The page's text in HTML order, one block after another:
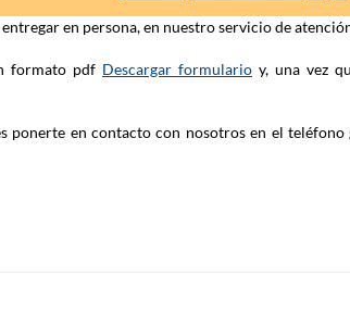
en persona, en nuestro servicio de
formato pdf Descargar formulario y, una vez
ponerte en contacto con nosotros en el